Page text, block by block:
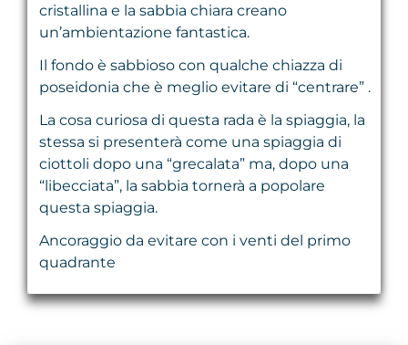
cristallina e la sabbia chiara creano
un’ambientazione fantastica.
Il fondo è sabbioso con qualche chiazza di
poseidonia che è meglio evitare di “centrare” .
La cosa curiosa di questa rada è la spiaggia, la
stessa si presenterà come una spiaggia di
ciottoli dopo una “grecalata” ma, dopo una
“libecciata”, la sabbia tornerà a popolare
questa spiaggia.
Ancoraggio da evitare con i venti del primo
quadrante